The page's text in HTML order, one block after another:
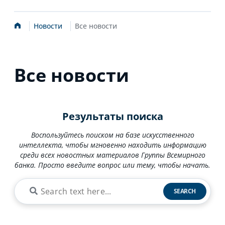
Стартовая
Новости Все новости
Все новости
Результаты поиска
Воспользуйтесь поиском на базе искусственного
интеллекта, чтобы мгновенно находить информацию
среди всех новостных материалов Группы Всемирного
банка. Просто введите вопрос или тему, чтобы начать.
SEARCH